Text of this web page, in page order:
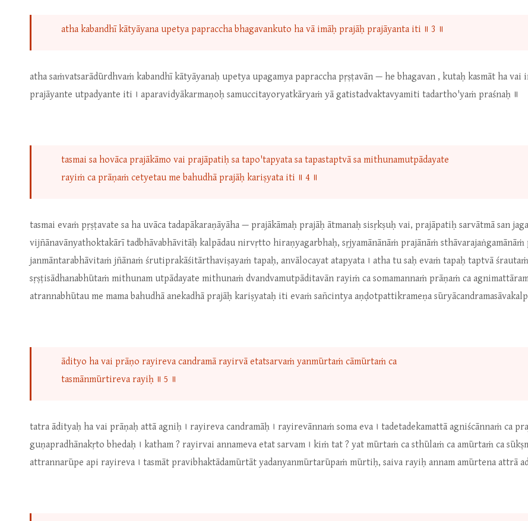
atha kabandhī kātyāyana upetya papraccha bhagavankuto ha vā imāḥ prajāḥ prajāyanta iti ॥ 3 ॥
atha saṁvatsarādūrdhvaṁ kabandhī kātyāyanaḥ upetya upagamya papraccha pṛṣṭavān — he bhagavan , kutaḥ kasmāt ha vai
prajāyante utpadyante iti । aparavidyākarmaṇoḥ samuccitayoryatkāryaṁ yā gatistadvaktavyamiti tadartho'yaṁ praśnaḥ ॥
tasmai sa hovāca prajākāmo vai prajāpatiḥ sa tapo'tapyata sa tapastaptvā sa mithunamutpādayate
rayiṁ ca prāṇaṁ cetyetau me bahudhā prajāḥ kariṣyata iti ॥ 4 ॥
tasmai evaṁ pṛṣṭavate sa ha uvāca tadapākaraṇāyāha — prajākāmaḥ prajāḥ ātmanaḥ sisṛkṣuḥ vai, prajāpatiḥ sarvātmā san
vijñānavānyathoktakārī tadbhāvabhāvitāḥ kalpādau nirvṛtto hiraṇyagarbhaḥ, sṛjyamānānāṁ prajānāṁ sthāvarajaṅgamānāṁ
janmāntarabhāvitaṁ jñānaṁ śrutiprakāśitārthaviṣayaṁ tapaḥ, anvālocayat atapyata । atha tu saḥ evaṁ tapaḥ taptvā
sṛṣṭisādhanabhūtaṁ mithunam utpādayate mithunaṁ dvandvamutpāditavān rayiṁ ca somamannaṁ prāṇaṁ ca
atrannabhūtau me mama bahudhā anekadhā prajāḥ kariṣyataḥ iti evaṁ sañcintya aṇḍotpattikrameṇa
ādityo ha vai prāṇo rayireva candramā rayirvā etatsarvaṁ yanmūrtaṁ cāmūrtaṁ ca
tasmānmūrtireva rayiḥ ॥ 5 ॥
tatra ādityaḥ ha vai prāṇaḥ attā agniḥ । rayireva candramāḥ । rayirevānnaṁ soma eva । tadetadekamattā agniścānnaṁ ca
guṇapradhānakṛto bhedaḥ । katham ? rayirvai annameva etat sarvam । kiṁ tat ? yat mūrtaṁ ca sthūlaṁ ca amūrtaṁ ca
attrannarūpe api rayireva । tasmāt pravibhaktādamūrtāt yadanyanmūrtarūpaṁ mūrtiḥ, saiva rayiḥ annam amūrtena attrā